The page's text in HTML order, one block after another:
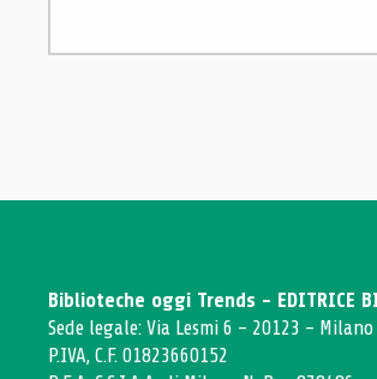
Biblioteche oggi Trends - EDITRICE
Sede legale: Via Lesmi 6 - 20123 - Milano
P.IVA, C.F. 01823660152